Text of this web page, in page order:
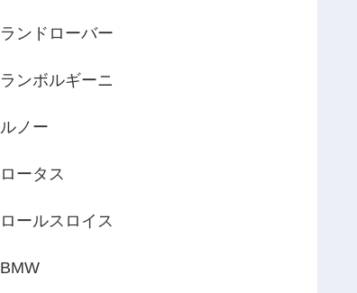
ランドローバー
ランボルギーニ
ルノー
ロータス
ロールスロイス
BMW